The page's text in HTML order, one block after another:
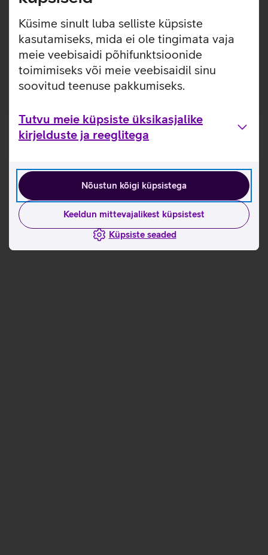
Küsime sinult luba selliste küpsiste
kasutamiseks, mida ei ole tingimata vaja
meie veebisaidi põhifunktsioonide
toimimiseks või meie veebisaidil sinu
soovitud teenuse pakkumiseks.
Tutvu meie küpsiste üksikasjalike
kirjelduste ja reeglitega
Nõustun kõigi küpsistega
Keeldun mittevajalikest küpsistest
Küpsiste seaded
tootmises.
Pakendis on kaasas raam, mis teeb koduse kaitseklaasi
paigalduse mugavamaks. Paigaldusraam on valmistatud
100% taaskasutatud plastikust.